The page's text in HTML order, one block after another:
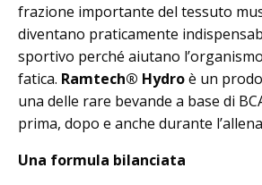
frazione importante del tessuto
diventano praticamente
sportivo perché aiutano
fatica. Ramtech® Hydroè un
una delle rare bevande a base di
prima, dopo e anche durante
Una formula bilanciata